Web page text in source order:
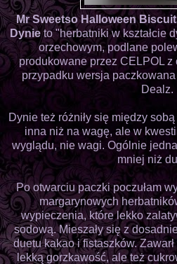
Mr Sweetso Halloween
Dynieto "herbatniki w kształcie
orzechowym, podlane
produkowane przez CELPOL
przypadku wersja
Dealz.
Dynie też różniły się między
inna niż na wagę, ale w
wyglądu, nie wagi. Ogólnie
mniej niż
Po otwarciu paczki poczułam
margarynowych
wypieczenia, które lekko
sodową. Mieszały się z
duetu kakao i fistaszków.
lekką gorzkawość, ale też